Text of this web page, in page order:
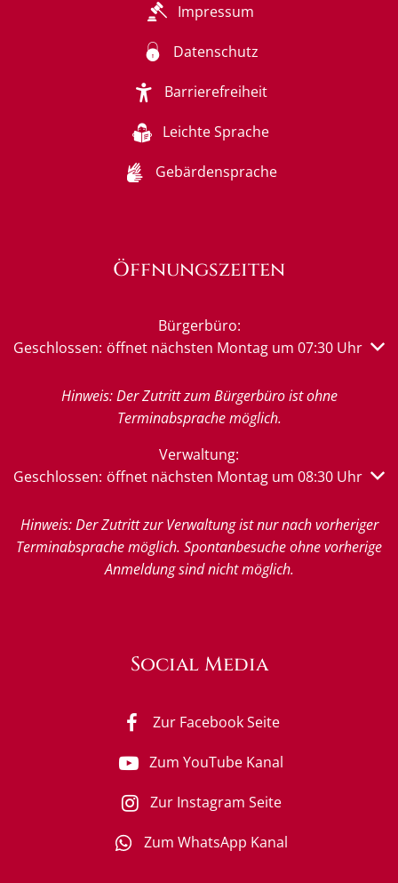
Impressum
Datenschutz
Barrierefreiheit
Leichte Sprache
Gebärdensprache
Öffnungszeiten
Bürgerbüro:
Klicken, um weitere Öffnungs- oder Schließzeiten
Geschlossen: öffnet nächsten Montag um 07:30 Uhr
Hinweis: Der Zutritt zum Bürgerbüro ist ohne
Terminabsprache möglich.
Verwaltung:
Klicken, um weitere Öffnungs- oder Schließzeiten
Geschlossen: öffnet nächsten Montag um 08:30 Uhr
Hinweis: Der Zutritt zur Verwaltung ist nur nach vorheriger
Terminabsprache möglich. Spontanbesuche ohne vorherige
Anmeldung sind nicht möglich.
Social Media
Zur Facebook Seite
Zum YouTube Kanal
Zur Instagram Seite
Zum WhatsApp Kanal